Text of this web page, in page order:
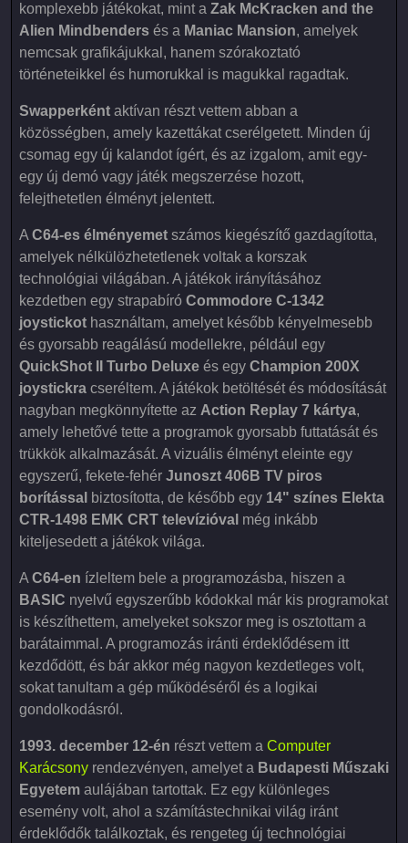
komplexebb játékokat, mint a Zak McKracken and the
Alien Mindbenders és a Maniac Mansion, amelyek
nemcsak grafikájukkal, hanem szórakoztató
történeteikkel és humorukkal is magukkal ragadtak.
Swapperként aktívan részt vettem abban a
közösségben, amely kazettákat cserélgetett. Minden új
csomag egy új kalandot ígért, és az izgalom, amit egy-
egy új demó vagy játék megszerzése hozott,
felejthetetlen élményt jelentett.
A C64-es élményemet számos kiegészítő gazdagította,
amelyek nélkülözhetetlenek voltak a korszak
technológiai világában. A játékok irányításához
kezdetben egy strapabíró Commodore C-1342
joystickot használtam, amelyet később kényelmesebb
és gyorsabb reagálású modellekre, például egy
QuickShot II Turbo Deluxe és egy Champion 200X
joystickra cseréltem. A játékok betöltését és módosítását
nagyban megkönnyítette az Action Replay 7 kártya,
amely lehetővé tette a programok gyorsabb futtatását és
trükkök alkalmazását. A vizuális élményt eleinte egy
egyszerű, fekete-fehér Junoszt 406B TV piros
borítással biztosította, de később egy 14" színes Elekta
CTR-1498 EMK CRT televízióval még inkább
kiteljesedett a játékok világa.
A C64-en ízleltem bele a programozásba, hiszen a
BASIC nyelvű egyszerűbb kódokkal már kis programokat
is készíthettem, amelyeket sokszor meg is osztottam a
barátaimmal. A programozás iránti érdeklődésem itt
kezdődött, és bár akkor még nagyon kezdetleges volt,
sokat tanultam a gép működéséről és a logikai
gondolkodásról.
1993. december 12-én részt vettem a Computer
Karácsony rendezvényen, amelyet a Budapesti Műszaki
Egyetem aulájában tartottak. Ez egy különleges
esemény volt, ahol a számítástechnikai világ iránt
érdeklődők találkoztak, és rengeteg új technológiai